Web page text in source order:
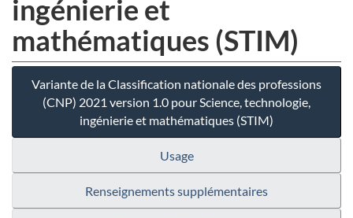
ingénierie et
mathématiques (STIM)
Variante de la Classification nationale des professions
(CNP) 2021 version 1.0 pour Science, technologie,
ingénierie et mathématiques (STIM)
Usage
Renseignements supplémentaires